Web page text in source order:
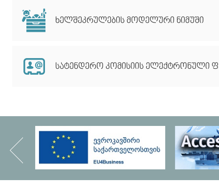
ხელშეკრულების მოდელური ნიმუში
სატენდერო კომისიის ელექტრონული